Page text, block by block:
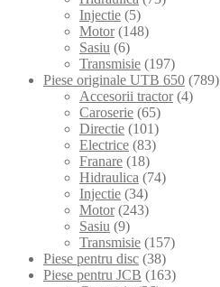
Injectie (5)
Motor (148)
Sasiu (6)
Transmisie (197)
Piese originale UTB 650 (789)
Accesorii tractor (4)
Caroserie (65)
Directie (101)
Electrice (83)
Franare (18)
Hidraulica (74)
Injectie (34)
Motor (243)
Sasiu (9)
Transmisie (157)
Piese pentru disc (38)
Piese pentru JCB (163)